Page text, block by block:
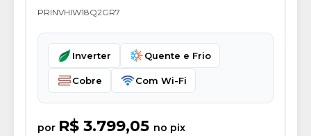
PRINVHIW18Q2GR7
Inverter Quente e Frio
Cobre Com Wi-Fi
por R$ 3.799,05 no pix